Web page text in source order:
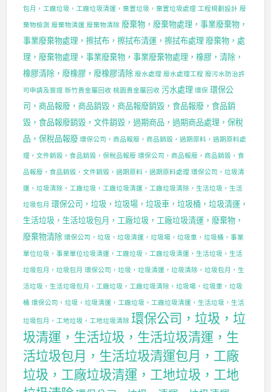
包月，工廠垃圾，工廠垃圾清運，棄置垃圾，棄置垃圾處理 工程規劃設計 廢
棄物檢測 廢棄物清運 廢棄物清除 廢棄物，廢棄物處理，事業廢棄物，
事業廢棄物處理，擦拭布，擦拭布清運，擦拭布處理 廢棄物，處
理，廢棄物處理，事業廢棄物，事業廢棄物處理，橡膠，清除，
橡膠清除，廢橡膠，廢橡膠清除 廢水處理 廢水處理工程 廢污水防治許
可申請及簽證 新竹貴金屬回收 桃園貴金屬回收 污水處理 環保 環保公
司，商品報廢，商品銷毀，商品報廢銷毀，食品報廢，食品銷
毀，食品報廢銷毀，文件銷毀，過期商品，過期商品處理，保稅
品，保稅品報廢 環保公司，商品報廢，商品銷毀，過期原料，過期原料處
理，文件銷毀，食品銷毀，保稅品報廢 環保公司，商品報廢，商品銷毀，食
品報廢，食品銷毀，文件銷毀，過期原料，過期原料處理 環保公司，垃圾清
運，垃圾清除，工廠垃圾，工廠垃圾清運，工廠垃圾清除，生活垃圾，生活
垃圾包月 環保公司，垃圾，垃圾場，垃圾車，垃圾桶，垃圾清運，
生活垃圾，生活垃圾包月，工廠垃圾，工廠垃圾清運，廢棄物，
廢棄物清除 環保公司，垃圾，垃圾清運，垃圾場，垃圾車，垃圾桶，事業
單位垃圾，事業單位垃圾清運，工廠垃圾，工廠垃圾清運，生活垃圾，生活
垃圾包月，垃圾包月 環保公司，垃圾，垃圾清運，垃圾清除，垃圾包月，生
活垃圾，生活垃圾包月，工廠垃圾，工廠垃圾清除，垃圾場，垃圾車，垃圾
桶 環保公司，垃圾，垃圾清運，工廠垃圾，工廠垃圾清運，生活垃圾，生活
垃圾包月，工地垃圾，工地垃圾清除 環保公司，垃圾，垃
圾清運，生活垃圾，生活垃圾清運，生
活垃圾包月，生活垃圾清運包月，工廠
垃圾，工廠垃圾清運，工地垃圾，工地